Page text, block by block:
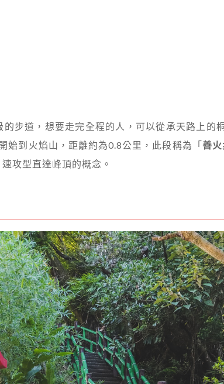
步道，想要走完全程的人，可以從承天路上的
始到火焰山，距離約為0.8公里，此段稱為「善
速攻型直達峰頂的概念。